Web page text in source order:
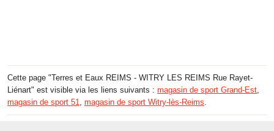
Cette page "Terres et Eaux REIMS - WITRY LES REIMS Rue Rayet-
Liénart" est visible via les liens suivants : magasin de sport Grand-Est,
magasin de sport 51, magasin de sport Witry-lès-Reims.